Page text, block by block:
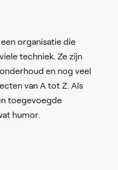
organisatie die
techniek. Ze zijn
en nog veel
van A tot Z. Als
toegevoegde
humor.